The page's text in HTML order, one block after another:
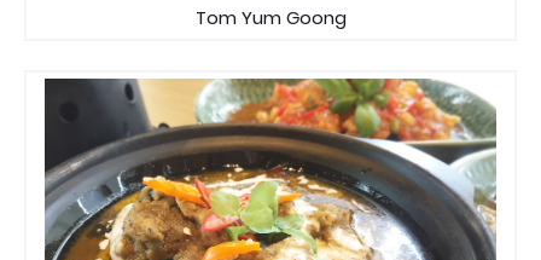
Tom Yum Goong